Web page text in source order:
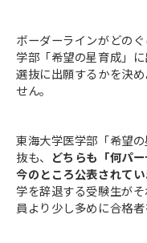
ボーダーラインがどの
学部「希望の星育成」
選抜に出願するかを決
せん。
東海大学医学部「希望
抜も、 どちらも「何パ
今のところ公表されてい
学を辞退する受験生が
員より少し多めに合格